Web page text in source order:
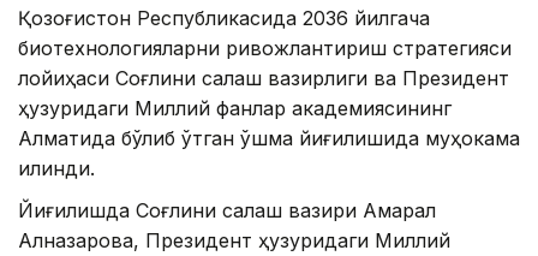
Қозоғистон Республикасида 2036 йилгача
биотехнологияларни ривожлантириш стратегияси
лойиҳаси Соғлиқни сақлаш вазирлиги ва Президент
ҳузуридаги Миллий фанлар академиясининг
Алматида бўлиб ўтган қўшма йиғилишида муҳокама
қилинди.
Йиғилишда Соғлиқни сақлаш вазири Ақмарал
Алназарова, Президент ҳузуридаги Миллий